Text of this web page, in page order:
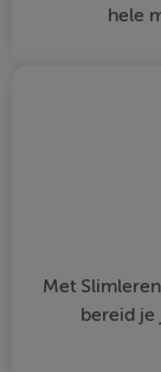
hele
Met
bereid je